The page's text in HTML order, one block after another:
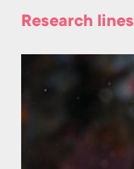
Research lines